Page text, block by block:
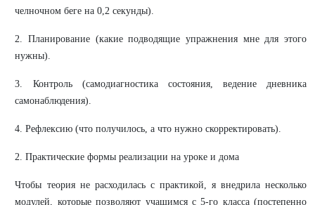
челночном беге на 0,2 секунды).
2. Планирование (какие подводящие упражнения мне для этого
нужны).
3. Контроль (самодиагностика состояния, ведение дневника
самонаблюдения).
4. Рефлексию (что получилось, а что нужно скорректировать).
2. Практические формы реализации на уроке и дома
Чтобы теория не расходилась с практикой, я внедрила несколько
модулей, которые позволяют учащимся с 5-го класса (постепенно